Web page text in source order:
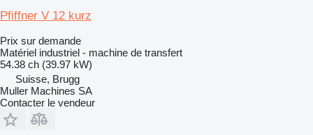
Pfiffner V 12 kurz
Prix sur demande
Matériel industriel - machine de transfert
54.38 ch (39.97 kW)
Suisse, Brugg
Muller Machines SA
Contacter le vendeur